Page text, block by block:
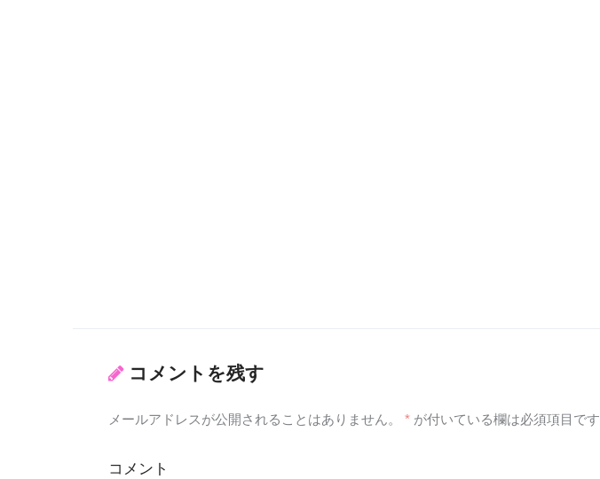
コメントを残す
メールアドレスが公開されることはありません。 * が付いている欄は必須項目です
コメント